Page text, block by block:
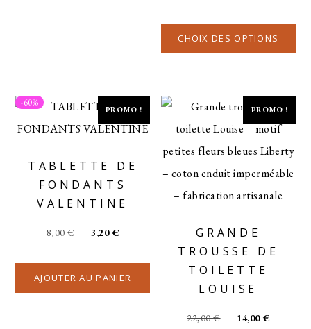
CHOIX DES OPTIONS
PROMO !
-60%
TABLETTE DE
FONDANTS
VALENTINE
8,00€ 3,20€
AJOUTER AU PANIER
PROMO !
GRANDE
TROUSSE DE
TOILETTE
LOUISE
22,00€ 14,00€